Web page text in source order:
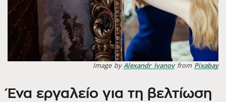
Image byAlexandr Ivanovfrom Pixabay
Ένα εργαλείο για τη βελτίωση